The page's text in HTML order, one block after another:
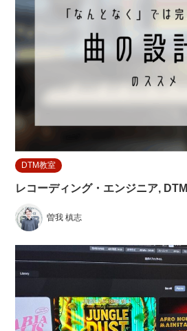
DTM教室
レコーディング・エンジニア, DTM
曽我 槙志